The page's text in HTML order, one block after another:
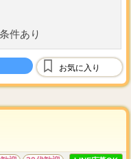
件あり
お気に入り